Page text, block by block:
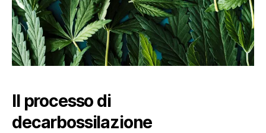
Il processo di
decarbossilazione